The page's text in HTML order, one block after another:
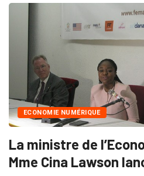
ECONOMIE NUMÉRIQUE
La ministre de
Mme Cina Lawson